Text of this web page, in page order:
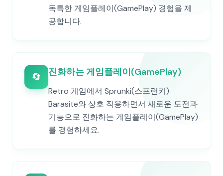
독특한 게임플레이(GamePlay) 경험을 제
공합니다.
🔄 진화하는 게임플레이(GamePlay)
Retro 게임에서 Sprunki(스프런키)
Barasite와 상호 작용하면서 새로운 도전과
기능으로 진화하는 게임플레이(GamePlay)
를 경험하세요.